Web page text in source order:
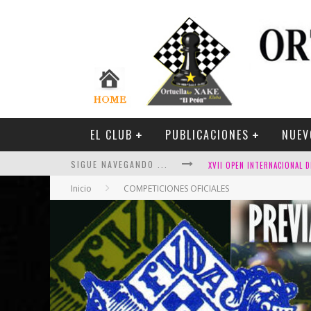
EL CLUB PUBLICACIONES
SIGUE NAVEGANDO ...
FESTIVAL DE AJEDREZ DE
Inicio COMPETICIONES OFICIALES